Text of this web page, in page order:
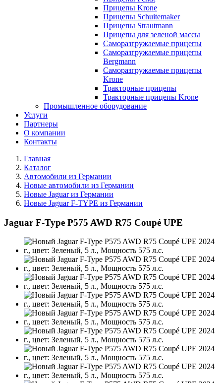
Прицепы Krone
Прицепы Schuitemaker
Прицепы Strautmann
Прицепы для зеленой массы
Саморазгружаемые прицепы
Саморазгружаемые прицепы
Bergmann
Саморазгружаемые прицепы
Krone
Тракторные прицепы
Тракторные прицепы Krone
Промышленное оборудование
Услуги
Партнеры
О компании
Контакты
Главная
Каталог
Автомобили из Германии
Новые автомобили из Германии
Новые Jaguar из Германии
Новые Jaguar F-TYPE из Германии
Jaguar F-Type P575 AWD R75 Coupé UPE